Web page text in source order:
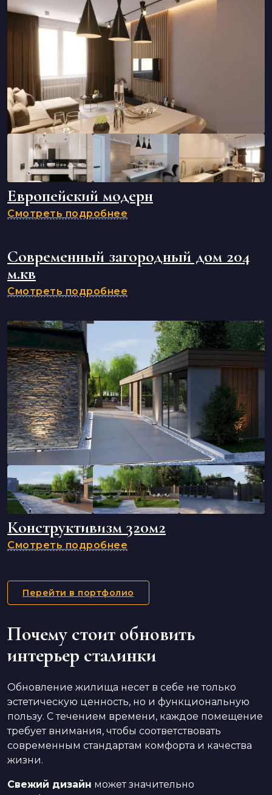
Европейский модерн
Смотреть подробнее
Современный загородный дом 204
м.кв
Смотреть подробнее
Конструктивизм 320м2
Смотреть подробнее
Перейти в портфолио
Почему стоит обновить
интерьер сталинки
Обновление жилища несет в себе не только
эстетическую ценность, но и функциональную
пользу. С течением времени, каждое помещение
требует внимания, чтобы соответствовать
современным стандартам комфорта и качества
жизни.
Свежий дизайн может значительно